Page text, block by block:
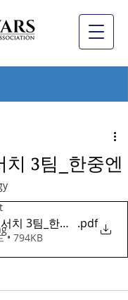
치 3팀_한중엔
치 3팀_한중엔시에스
.pdf
• 794KB